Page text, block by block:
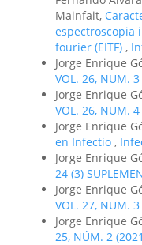
Mainfait,
espectroscopia
fourier (EITF) ,
Jorge Enrique
VOL. 26, NUM.
Jorge Enrique
VOL. 26, NUM.
Jorge Enrique
en Infectio ,
Jorge Enrique
24 (3)
Jorge Enrique
VOL. 27, NUM.
Jorge Enrique
25, NÚM. 2